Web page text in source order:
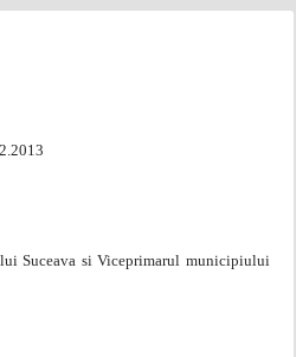
Suceava si Viceprimarul municipiului